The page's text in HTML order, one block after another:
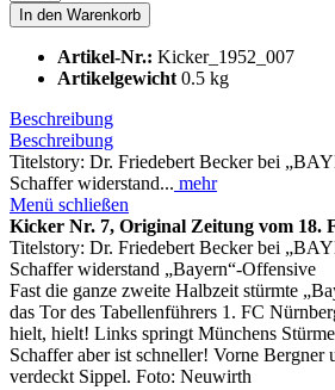
In den Warenkorb
Artikel-Nr.: Kicker_1952_007
Artikelgewicht 0.5 kg
Beschreibung
Beschreibung
Titelstory: Dr. Friedebert Becker bei
Schaffer widerstand... mehr
Menü schließen
Kicker Nr. 7, Original Zeitung vom 18.
Titelstory: Dr. Friedebert Becker bei
Schaffer widerstand „Bayern“-Offensive
Fast die ganze zweite Halbzeit stürmte
das Tor des Tabellenführers 1. FC
hielt, hielt! Links springt Münchens
Schaffer aber ist schneller! Vorne Bergner
verdeckt Sippel. Foto: Neuwirth